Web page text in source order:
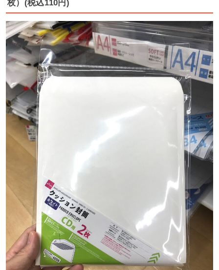
枚）(税込110円)